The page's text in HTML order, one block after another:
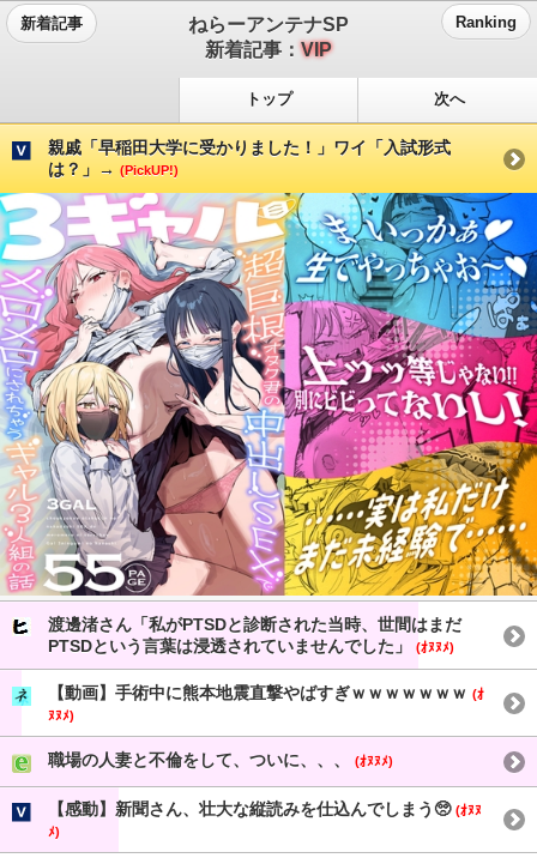
新着記事
ねらーアンテナSP
新着記事：VIP
Ranking
トップ 次へ
親戚「早稲田大学に受かりました！」ワイ「入試形式
は？」→ (PickUP!)
渡邊渚さん「私がPTSDと診断された当時、世間はまだ
PTSDという言葉は浸透されていませんでした」
(ｵﾇﾇﾒ)
【動画】手術中に熊本地震直撃やばすぎｗｗｗｗｗｗｗ (ｵ
ﾇﾇﾒ)
職場の人妻と不倫をして、ついに、、、 (ｵﾇﾇﾒ)
【感動】新聞さん、壮大な縦読みを仕込んでしまう🥺 (ｵﾇﾇ
ﾒ)